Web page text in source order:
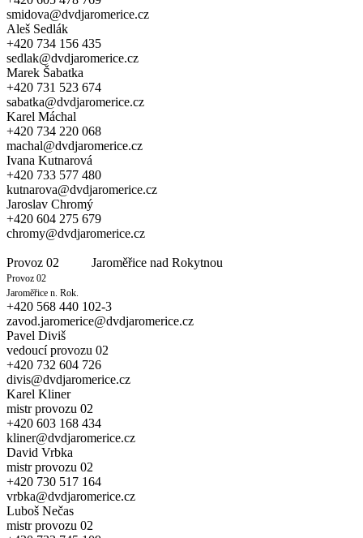
smidova@dvdjaromerice.cz
Aleš Sedlák
+420 734 156 435
sedlak@dvdjaromerice.cz
Marek Šabatka
+420 731 523 674
sabatka@dvdjaromerice.cz
Karel Máchal
+420 734 220 068
machal@dvdjaromerice.cz
Ivana Kutnarová
+420 733 577 480
kutnarova@dvdjaromerice.cz
Jaroslav Chromý
+420 604 275 679
chromy@dvdjaromerice.cz
Provoz 02 Jaroměřice nad Rokytnou
Provoz 02
Jaroměřice n. Rok.
+420 568 440 102-3
zavod.jaromerice@dvdjaromerice.cz
Pavel Diviš
vedoucí provozu 02
+420 732 604 726
divis@dvdjaromerice.cz
Karel Kliner
mistr provozu 02
+420 603 168 434
kliner@dvdjaromerice.cz
David Vrbka
mistr provozu 02
+420 730 517 164
vrbka@dvdjaromerice.cz
Luboš Nečas
mistr provozu 02